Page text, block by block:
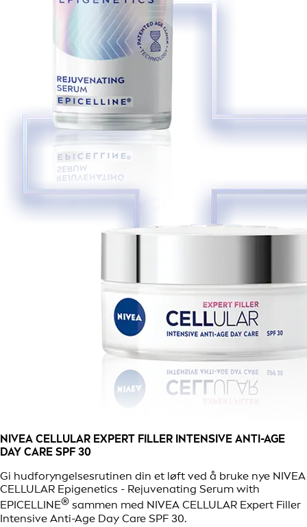
NIVEA CELLULAR EXPERT FILLER INTENSIVE ANTI-AGE
DAY CARE SPF 30
Gi hudforyngelsesrutinen din et løft ved å bruke nye NIVEA
CELLULAR Epigenetics - Rejuvenating Serum with
EPICELLINE® sammen med NIVEA CELLULAR Expert Filler
Intensive Anti-Age Day Care SPF 30.